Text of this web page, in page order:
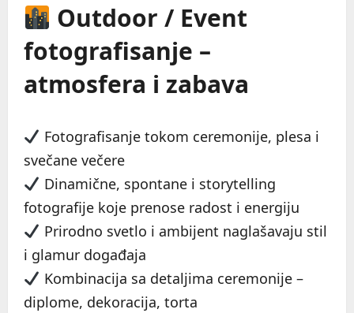
Outdoor / Event
fotografisanje –
atmosfera i zabava
Fotografisanje tokom ceremonije, plesa i
svečane večere
Dinamične, spontane i storytelling
fotografije koje prenose radost i energiju
Prirodno svetlo i ambijent naglašavaju stil
i glamur događaja
Kombinacija sa detaljima ceremonije –
diplome, dekoracija, torta